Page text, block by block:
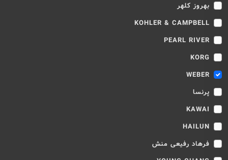
بهروز کلهر
KOHLER & CAMPBELL
PEARL RIVER
KORG
WEBER
پرنسا
KAWAI
HAILUN
فرهاد رفیعی منش